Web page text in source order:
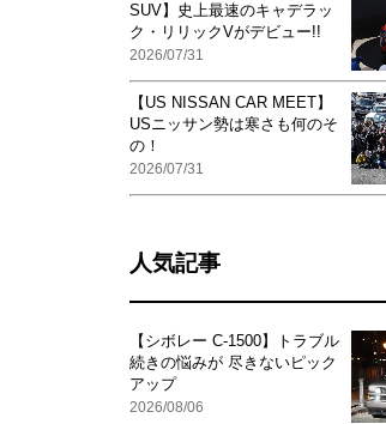
SUV】史上最速のキャデラッ
ク・リリックVがデビュー!!
2026/07/31
【US NISSAN CAR MEET】
USニッサン勢は寒さも何のそ
の！
2026/07/31
人気記事
【シボレー C-1500】トラブル
続きの悩みが 尽きないピック
アップ
2026/08/06